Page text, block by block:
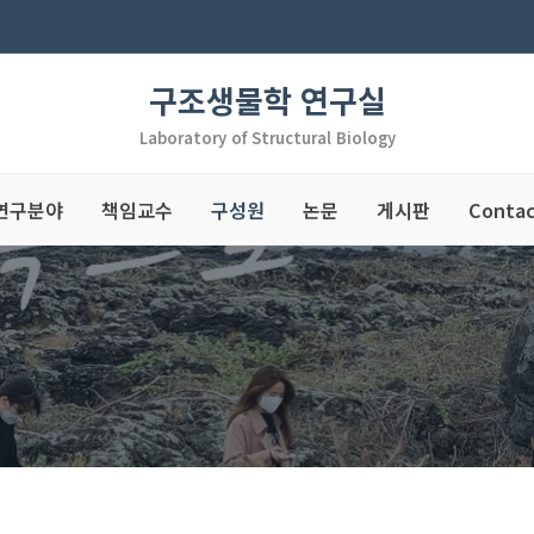
구조생물학 연구실
Laboratory of Structural Biology
구분야 책임교수 구성원 논문 게시판